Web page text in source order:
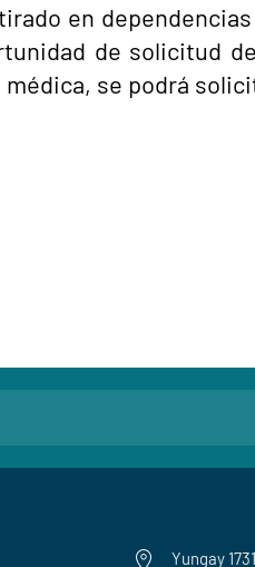
en
de solicitud
se podrá
Yungay